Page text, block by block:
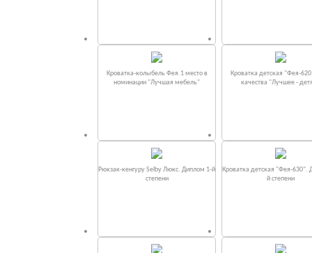
Кроватка-колыбель Фея.1 место в
номинации "Лучшая мебель"
Кроватка детская "Фея-
качества "Лучшее -
Рюкзак-кенгуру Selby Люкс. Диплом 1-й
степени
Кроватка детская "Фея-630".
й степени